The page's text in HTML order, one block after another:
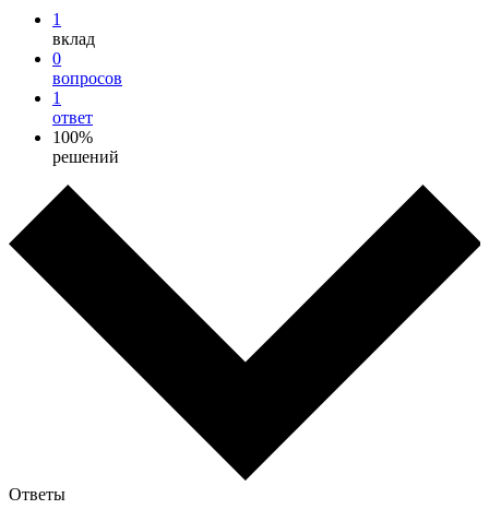
1
вклад
0
вопросов
1
ответ
100%
решений
Ответы